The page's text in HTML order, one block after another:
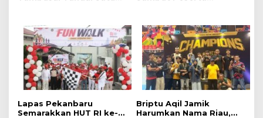
Momentum Belajar dan
Bentuk Karakter
Lapas Pekanbaru
Semarakkan HUT RI ke-
Briptu Aqil Jamik
Harumkan Nama Riau,